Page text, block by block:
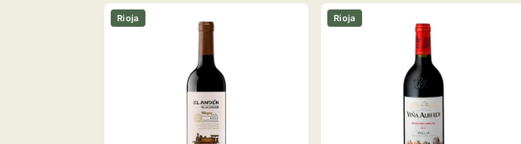
Rioja Rioja